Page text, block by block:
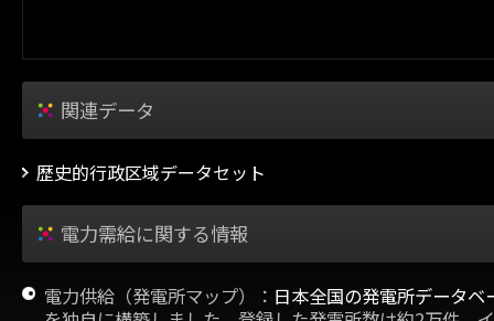
関連データ
歴史的行政区域データセット
電力需給に関する情報
電力供給（発電所マップ）： 日本全国の発電所データベ